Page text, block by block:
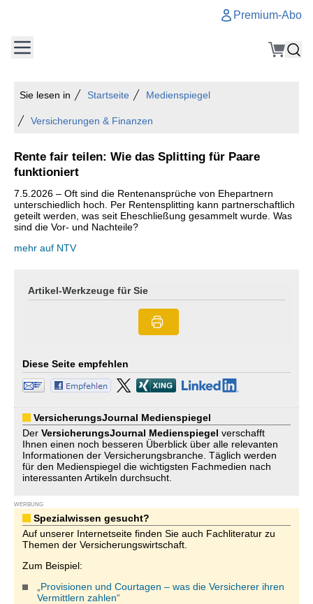
Premium-Abo
Sie lesen in Startseite Medienspiegel
Versicherungen & Finanzen
Rente fair teilen: Wie das Splitting für Paare
funktioniert
7.5.2026 – Oft sind die Rentenansprüche von Ehepartnern
unterschiedlich hoch. Per Rentensplitting kann partnerschaftlich
geteilt werden, was seit Eheschließung gesammelt wurde. Was
sind die Vor- und Nachteile?
mehr auf NTV
Artikel-Werkzeuge für Sie
Diese Seite empfehlen
VersicherungsJournal Medienspiegel
Der VersicherungsJournal Medienspiegel verschafft
Ihnen einen noch besseren Überblick über alle relevanten
Informationen der Versicherungsbranche. Täglich werden
für den Medienspiegel die wichtigsten Fachmedien nach
interessanten Artikeln durchsucht.
WERBUNG
Spezialwissen gesucht?
Auf unserer Internetseite finden Sie auch Fachliteratur zu
Themen der Versicherungswirtschaft.
Zum Beispiel:
„Provisionen und Courtagen – was die Versicherer ihren
Vermittlern zahlen“